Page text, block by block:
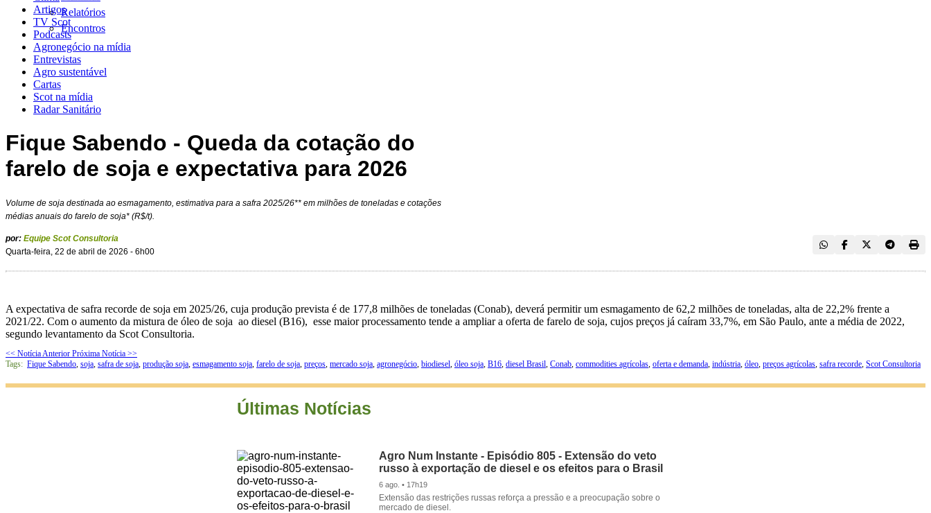
Relatórios
Encontros
Artigos
TV Scot
Podcasts
Agronegócio na mídia
Entrevistas
Agro sustentável
Cartas
Scot na mídia
Radar Sanitário
Fique Sabendo - Queda da cotação do
farelo de soja e expectativa para 2026
Volume de soja destinada ao esmagamento, estimativa para a safra 2025/26** em milhões de toneladas e cotações
médias anuais do farelo de soja* (R$/t).
por: Equipe Scot Consultoria
Quarta-feira, 22 de abril de 2026 - 6h00
A expectativa de safra recorde de soja em 2025/26, cuja produção prevista é de 177,8 milhões de toneladas (Conab), deverá permitir um esmagamento de 62,2 milhões de toneladas, alta de 22,2% frente a
2021/22. Com o aumento da mistura de óleo de soja ao diesel (B16), esse maior processamento tende a ampliar a oferta de farelo de soja, cujos preços já caíram 33,7%, em São Paulo, ante a média de 2022,
segundo levantamento da Scot Consultoria.
<< Notícia Anterior Próxima Notícia >>
Tags: Fique Sabendo, soja, safra de soja, produção soja, esmagamento soja, farelo de soja, preços, mercado soja, agronegócio, biodiesel, óleo soja, B16, diesel Brasil, Conab, commodities agrícolas, oferta e demanda, indústria, óleo, preços agrícolas, safra recorde, Scot Consultoria
Últimas Notícias
Agro Num Instante - Episódio 805 - Extensão do veto
russo à exportação de diesel e os efeitos para o Brasil
6 ago. • 17h19
Extensão das restrições russas reforça a pressão e a preocupação sobre o
mercado de diesel.